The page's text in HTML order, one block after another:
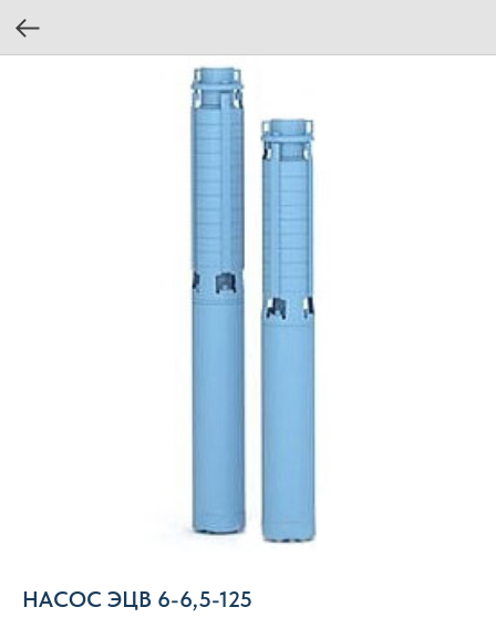
НАСОС ЭЦВ 6-6,5-125